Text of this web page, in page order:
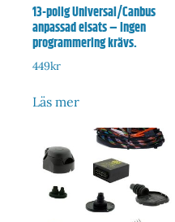
13-polig Universal/Canbus
anpassad elsats – Ingen
programmering krävs.
449kr
Läs mer